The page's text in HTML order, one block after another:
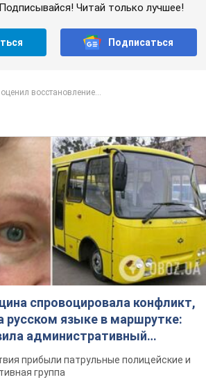
Читай только лучшее!
Подписаться
восстановление...
спровоцировала конфликт,
русском языке в маршрутке:
административный
прибыли патрульные полицейские и
группа